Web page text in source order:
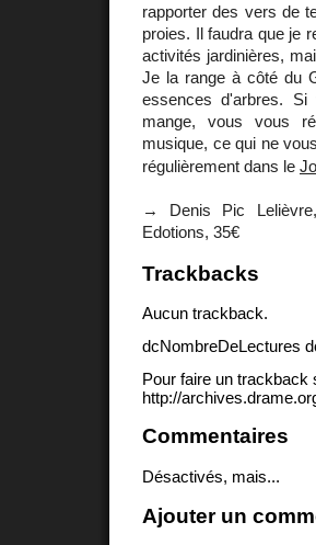
rapporter des vers de
proies. Il faudra que je
activités jardinières,
Je la range à côté du
essences d'arbres.
mange, vous vous
musique, ce qui ne
régulièrement dans le
→ Denis Pic
Edotions, 35€
Trackbacks
Aucun trackback.
dcNombreDeLectures
Pour faire un trackback
http://
Commentaires
Désactivés, mais...
Ajouter un